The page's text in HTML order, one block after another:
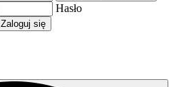
Hasło
Zaloguj się